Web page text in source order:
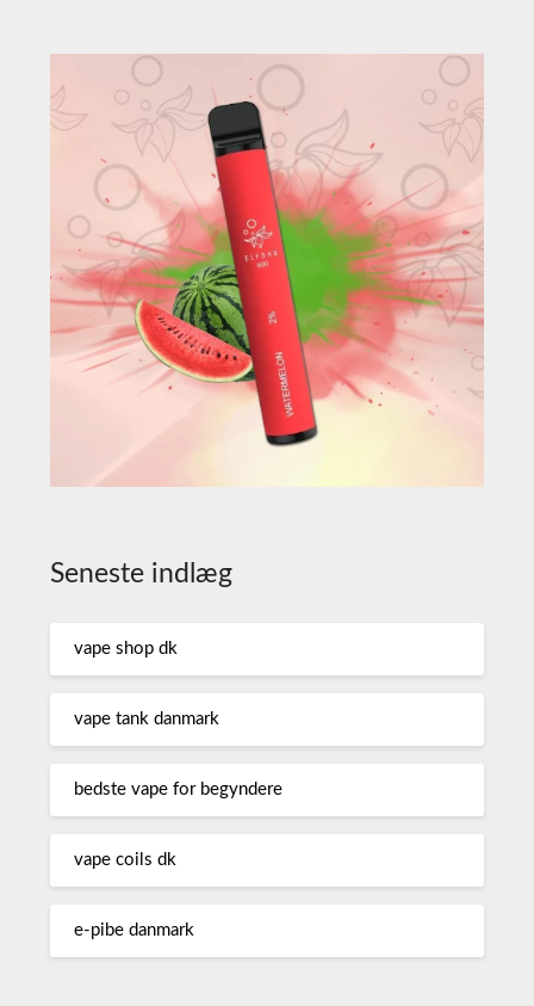
Seneste indlæg
vape shop dk
vape tank danmark
bedste vape for begyndere
vape coils dk
e-pibe danmark